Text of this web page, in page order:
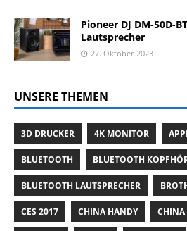
Pioneer DJ DM-50D-
Lautsprecher
27. Oktober 2023
UNSERE THEMEN
3D DRUCKER 4K MONITOR
BLUETOOTH BLUETOOTH
BLUETOOTH LAUTSPRECHER
CES 2017 CHINA HANDY CHINA